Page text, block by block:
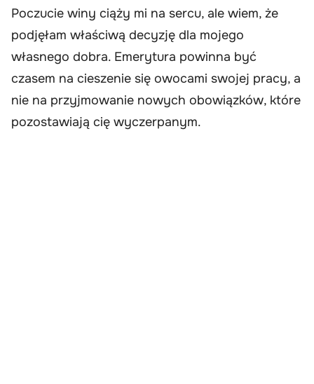
Poczucie winy ciąży mi na sercu, ale wiem, że
podjęłam właściwą decyzję dla mojego
własnego dobra. Emerytura powinna być
czasem na cieszenie się owocami swojej pracy, a
nie na przyjmowanie nowych obowiązków, które
pozostawiają cię wyczerpanym.